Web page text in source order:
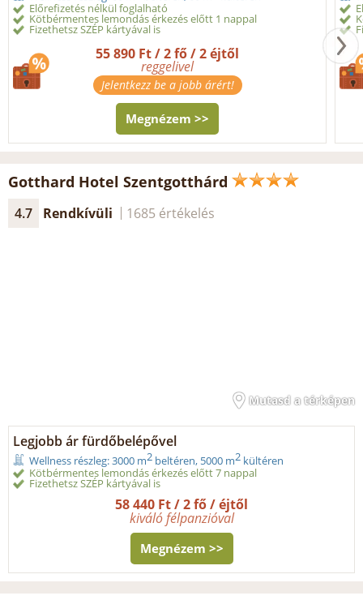
Előrefizetés nélkül foglalható
Kötbérmentes lemondás érkezés előtt 1 nappal
Fizethetsz SZÉP kártyával is
55 890 Ft / 2 fő / 2 éjtől
reggelivel
Jelentkezz be a jobb árért!
Megnézem >>
Gotthard Hotel Szentgotthárd
4.7 Rendkívüli 1685 értékelés
Mutasd a térképen
Legjobb ár fürdőbelépővel
Wellness részleg: 3000 m2 beltéren, 5000 m2 kültéren
Kötbérmentes lemondás érkezés előtt 7 nappal
Fizethetsz SZÉP kártyával is
58 440 Ft / 2 fő / éjtől
kiváló félpanzióval
Megnézem >>